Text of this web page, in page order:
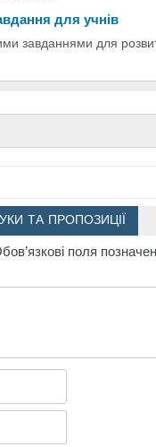
для учнів
завданнями для
ТА ПРОПОЗИЦІЇ
поля